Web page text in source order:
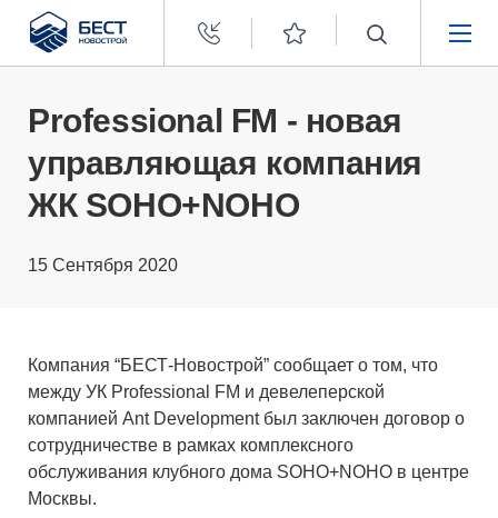
Бест
Новострой
ПОКУПАТЕЛЯМ
Professional FM - новая
управляющая компания
ЖК SOHO+NOHO
15 Сентября 2020
Компания “БЕСТ-Новострой” сообщает о том, что
между УК Professional FM и девелеперской
компанией Ant Development был заключен договор о
сотрудничестве в рамках комплексного
обслуживания клубного дома SOHO+NOHO в центре
Москвы.